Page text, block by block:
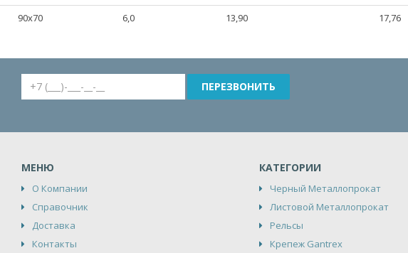
90x70 6,0 13,90 17,76
МЕНЮ
О Компании
Справочник
Доставка
Контакты
КАТЕГОРИИ
Черный Металлопрокат
Листовой Металлопрокат
Рельсы
Крепеж Gantrex